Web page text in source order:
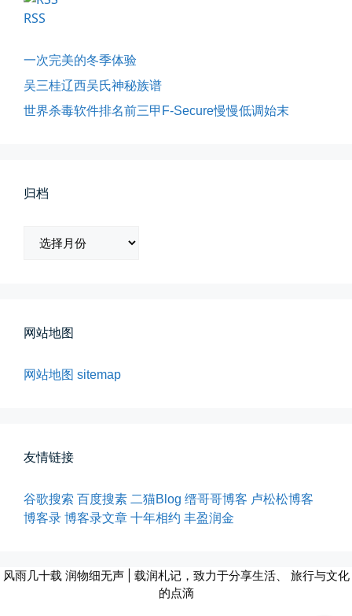
影子是我的情人
我的影子是我的情人，心是仇敌—...
📅 05-04 12:35
海边散步随手一拍
晚上出门散步，抬头看月亮很圆，...
RSS
一次完美的冬季体验
吴三桂辽西吴氏神秘族谱
世界杀毒软件排名前三甲F-Secure慢慢低调始末
归档
网站地图
网站地图 sitemap
友情链接
谷歌搜索 百度搜素 二猫Blog 缙哥哥博客 卢松松博客
博客录 博客录文章 十年相约 丰盈润金
风雨几十载 润物细无声 | 载润札记，致力于分享生活、 旅行与文化
的点滴